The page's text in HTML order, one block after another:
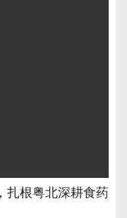
扎根粤北深耕食药